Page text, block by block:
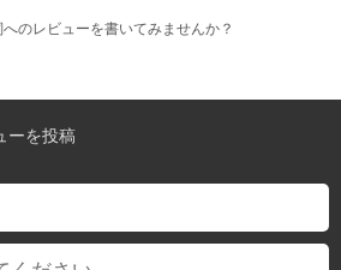
のレビューを書いてみませんか？
ーを投稿